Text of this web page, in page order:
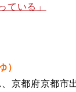
ている」
）
京都府京都市